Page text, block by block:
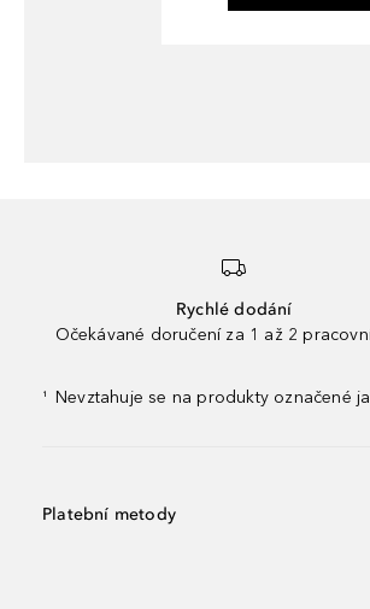
Rychlé dodání
Očekávané doručení za 1 až 2
¹ Nevztahuje se na produkty označené
Platební metody